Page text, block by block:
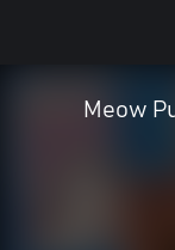
Meow